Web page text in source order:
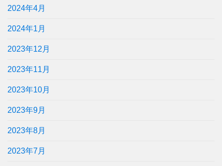
2024年4月
2024年1月
2023年12月
2023年11月
2023年10月
2023年9月
2023年8月
2023年7月